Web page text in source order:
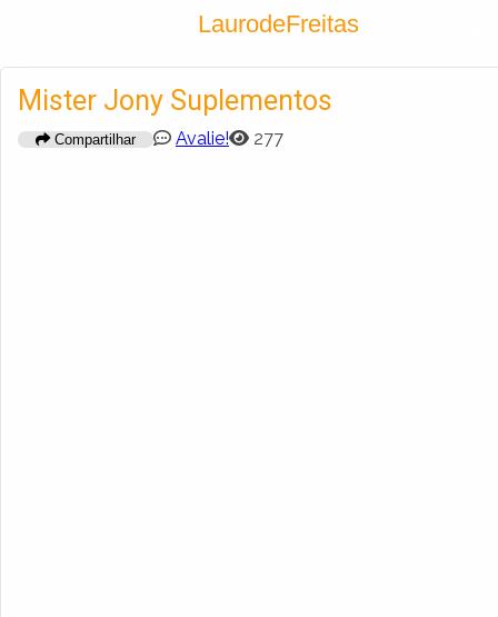
LaurodeFreitas
Fazer login
Mister Jony Suplementos
Compartilhar Avalie! 277